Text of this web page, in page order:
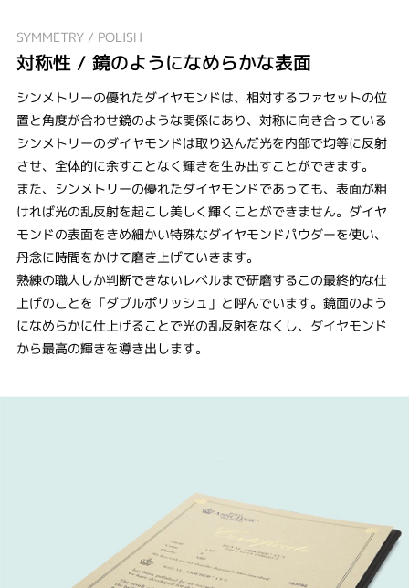
SYMMETRY / POLISH
対称性 / 鏡のようになめらかな表面
シンメトリーの優れたダイヤモンドは、相対するファセットの位
置と角度が合わせ鏡のような関係にあり、対称に向き合っている
シンメトリーのダイヤモンドは取り込んだ光を内部で均等に反射
させ、全体的に余すことなく輝きを生み出すことができます。
また、シンメトリーの優れたダイヤモンドであっても、表面が粗
ければ光の乱反射を起こし美しく輝くことができません。ダイヤ
モンドの表面をきめ細かい特殊なダイヤモンドパウダーを使い、
丹念に時間をかけて磨き上げていきます。
熟練の職人しか判断できないレベルまで研磨するこの最終的な仕
上げのことを「ダブルポリッシュ」と呼んでいます。鏡面のよう
になめらかに仕上げることで光の乱反射をなくし、ダイヤモンド
から最高の輝きを導き出します。